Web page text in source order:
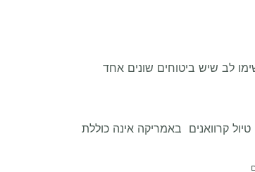
לב שיש ביטוחים שונים אחד
קרוואנים באמריקה אינה כוללת